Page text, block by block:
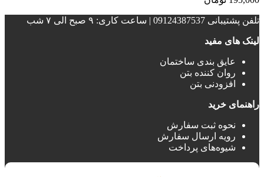
تلفن پشتیبانی 09124387537 | ساعت کاری: ۹ صبح الی ۷ شب
لینک های مفید
عایق بندی ساختمان‌
روان کننده بتن
افزودنی بتن
راهنمای خرید
نحوه ثبت سفارش
رویه ارسال سفارش
شیوه‌های پرداخت